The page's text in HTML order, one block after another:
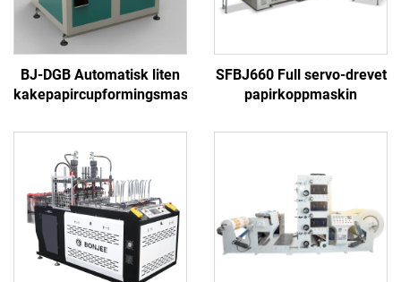
BJ-DGB Automatisk liten
kakepapircupformingsmaskin
SFBJ660 Full servo-drevet
papirkoppmaskin